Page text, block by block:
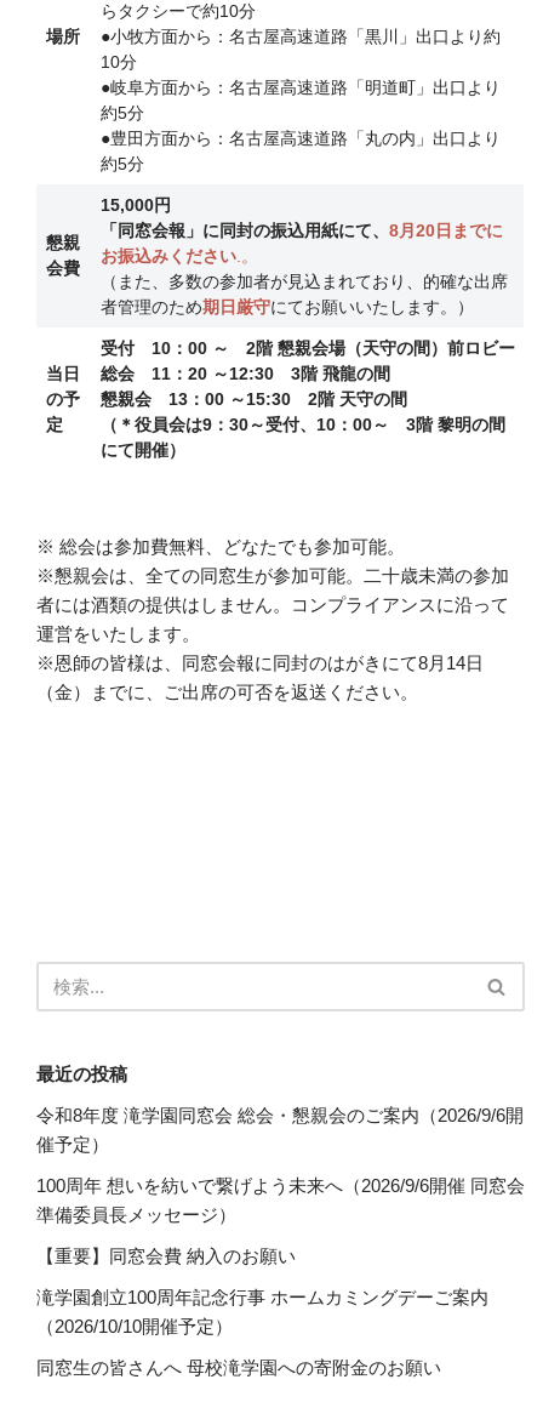
場所
らタクシーで約10分
●小牧方面から：名古屋高速道路「黒川」出口より約
10分
●岐阜方面から：名古屋高速道路「明道町」出口より
約5分
●豊田方面から：名古屋高速道路「丸の内」出口より
約5分
懇親
会費
15,000円
「同窓会報」に同封の振込用紙にて、 8月20日までに
お振込みください.。
（また、多数の参加者が見込まれており、的確な出席
者管理のため期日厳守にてお願いいたします。）
当日
の予
定
受付 10：00 ～ 2階 懇親会場（天守の間）前ロビー
総会 11：20 ～12:30 3階 飛龍の間
懇親会 13：00 ～15:30 2階 天守の間
（＊役員会は9：30～受付、10：00～ 3階 黎明の間
にて開催）
※ 総会は参加費無料、どなたでも参加可能。
※懇親会は、全ての同窓生が参加可能。二十歳未満の参加
者には酒類の提供はしません。コンプライアンスに沿って
運営をいたします。
※恩師の皆様は、同窓会報に同封のはがきにて8月14日
（金）までに、ご出席の可否を返送ください。
最近の投稿
令和8年度 滝学園同窓会 総会・懇親会のご案内（2026/9/6開
催予定）
100周年 想いを紡いで繋げよう未来へ（2026/9/6開催 同窓会
準備委員長メッセージ）
【重要】同窓会費 納入のお願い
滝学園創立100周年記念行事 ホームカミングデーご案内
（2026/10/10開催予定）
同窓生の皆さんへ 母校滝学園への寄附金のお願い